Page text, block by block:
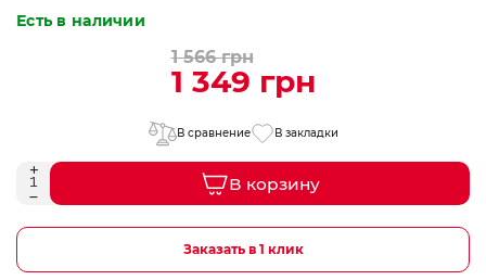
Есть в наличии
1 566 грн
1 349 грн
В сравнение В закладки
В корзину
Заказать в 1 клик